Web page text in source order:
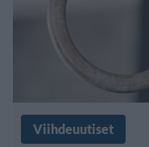
Viihdeuutiset